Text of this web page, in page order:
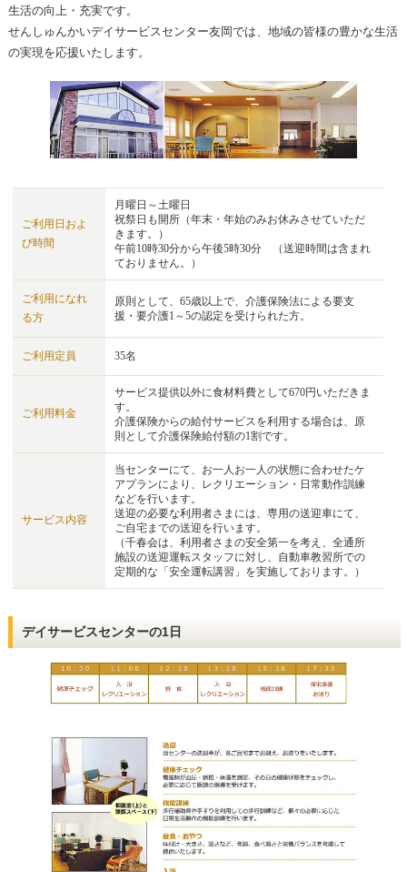
生活の向上・充実です。
せんしゅんかいデイサービスセンター友岡では、地域の皆様の豊かな生活
の実現を応援いたします。
ご利用日およ
び時間
月曜日～土曜日
祝祭日も開所（年末・年始のみお休みさせていただ
きます。）
午前10時30分から午後5時30分 （送迎時間は含まれ
ておりません。）
ご利用になれ
る方
原則として、65歳以上で、介護保険法による要支
援・要介護1～5の認定を受けられた方。
ご利用定員 35名
ご利用料金
サービス提供以外に食材料費として670円いただきま
す。
介護保険からの給付サービスを利用する場合は、原
則として介護保険給付額の1割です。
サービス内容
当センターにて、お一人お一人の状態に合わせたケ
アプランにより、レクリエーション・日常動作訓練
などを行います。
送迎の必要な利用者さまには、専用の送迎車にて、
ご自宅までの送迎を行います。
（千春会は、利用者さまの安全第一を考え、全通所
施設の送迎運転スタッフに対し、自動車教習所での
定期的な「安全運転講習」を実施しております。）
デイサービスセンターの1日